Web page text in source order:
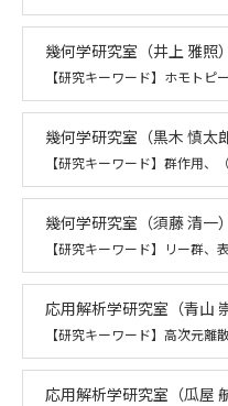
幾何学研究室 （井上 雅照）
【研究キーワード】ホモトピ
幾何学研究室 （黒木 慎太
【研究キーワード】群作用、
幾何学研究室 （須藤 清一）
【研究キーワード】リー群、
応用解析学研究室 （青山
【研究キーワード】高次元離
応用解析学研究室 （瓜屋